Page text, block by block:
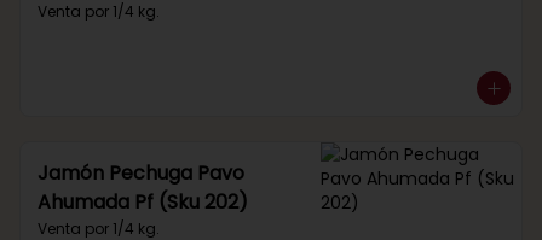
Venta por 1/4 kg.
Jamón Pechuga Pavo
Ahumada Pf (Sku 202)
Venta por 1/4 kg.